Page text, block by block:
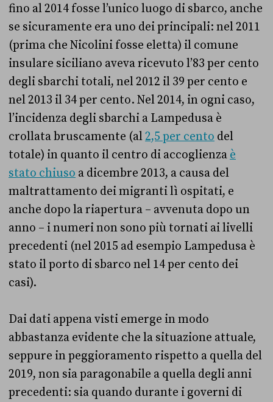
fino al 2014 fosse l’unico luogo di sbarco, anche
se sicuramente era uno dei principali: nel 2011
(prima che Nicolini fosse eletta) il comune
insulare siciliano aveva ricevuto l’83 per cento
degli sbarchi totali, nel 2012 il 39 per cento e
nel 2013 il 34 per cento. Nel 2014, in ogni caso,
l’incidenza degli sbarchi a Lampedusa è
crollata bruscamente (al2,5 per cento del
totale) in quanto il centro di accoglienza è
stato chiuso a dicembre 2013, a causa del
maltrattamento dei migranti lì ospitati, e
anche dopo la riapertura – avvenuta dopo un
anno – i numeri non sono più tornati ai livelli
precedenti (nel 2015 ad esempio Lampedusa è
stato il porto di sbarco nel 14 per cento dei
casi).
Dai dati appena visti emerge in modo
abbastanza evidente che la situazione attuale,
seppure in peggioramento rispetto a quella del
2019, non sia paragonabile a quella degli anni
precedenti: sia quando durante i governi di